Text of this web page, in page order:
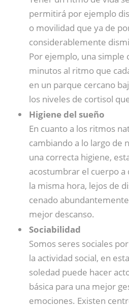
permitirá por ejemplo
o movilidad que ya de
considerablemente
Por ejemplo, una simple
minutos al ritmo que
en un parque cercano
los niveles de cortisol
Higiene del sueño
En cuanto a los ritmos
cambiando a lo largo de
una correcta higiene,
acostumbrar el cuerpo
la misma hora, lejos de
cenado
mejor descanso.
Sociabilidad
Somos seres sociales
la actividad social, en
soledad puede hacer
básica para una mejor
emociones. Existen